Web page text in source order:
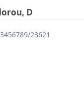
D
23621